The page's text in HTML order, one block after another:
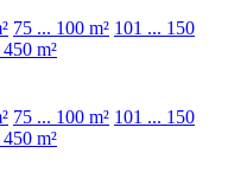
75 ... 100 m² 101 ... 150
m²
75 ... 100 m² 101 ... 150
m²